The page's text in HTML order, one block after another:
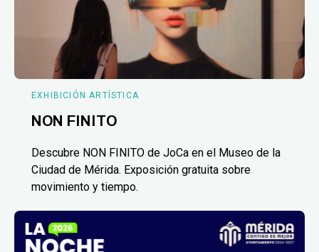
EXHIBICIÓN ARTÍSTICA
NON FINITO
Descubre NON FINITO de JoCa en el Museo de la
Ciudad de Mérida. Exposición gratuita sobre
movimiento y tiempo.